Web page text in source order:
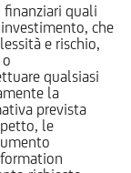
finanziari quali
che
e rischio,
qualsiasi
la
prevista
le